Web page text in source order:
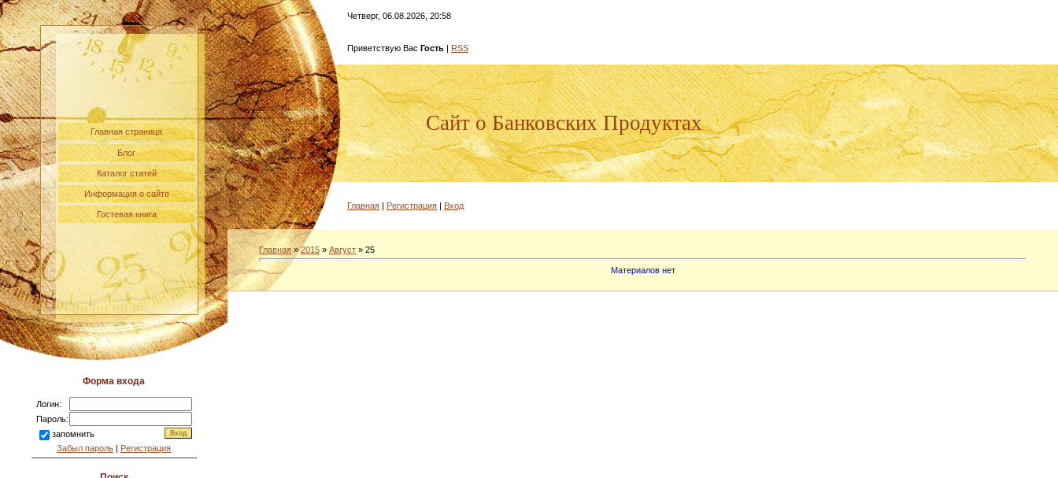
Главная страница
Блог
Каталог статей
Информация о сайте
Гостевая книга
Форма входа
Логин:
Пароль:
запомнить
Забыл пароль | Регистрация
Четверг, 06.08.2026, 20:58
Приветствую Вас Гость | RSS
Сайт о Банковских Продуктах
Главная | Регистрация | Вход
Главная »2015 » Август » 25
Материалов нет